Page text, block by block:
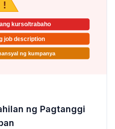
ng Pagtanggi